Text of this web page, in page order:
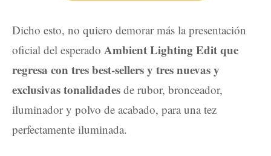
Dicho esto, no quiero demorar más la presentación
oficial del esperado Ambient Lighting Edit que
regresa con tres best-sellers y tres nuevas y
exclusivas tonalidades de rubor, bronceador,
iluminador y polvo de acabado, para una tez
perfectamente iluminada.